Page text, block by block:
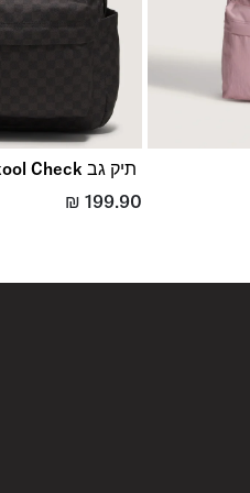
תיק גב Old Skool Check
₪ 199.90